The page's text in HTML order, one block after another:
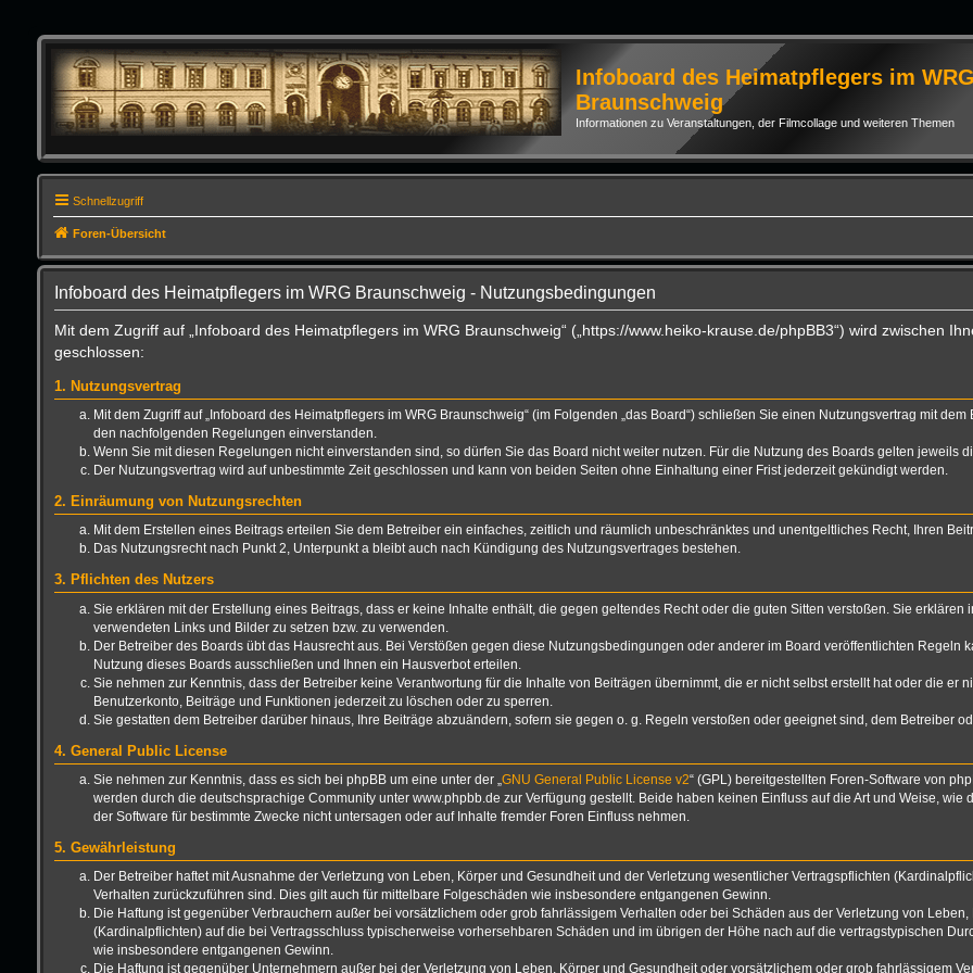
Infoboard des Heimatpflegers im WRG
Braunschweig
Informationen zu Veranstaltungen, der Filmcollage und weiteren Themen
Schnellzugriff
Foren-Übersicht
Infoboard des Heimatpflegers im WRG Braunschweig - Nutzungsbedingungen
Mit dem Zugriff auf „Infoboard des Heimatpflegers im WRG Braunschweig“ („https://www.heiko-krause.de/phpBB3“) wird zwischen
geschlossen:
1. Nutzungsvertrag
Mit dem Zugriff auf „Infoboard des Heimatpflegers im WRG Braunschweig“ (im Folgenden „das Board“) schließen Sie einen Nutzungsvertrag mit
den nachfolgenden Regelungen einverstanden.
Wenn Sie mit diesen Regelungen nicht einverstanden sind, so dürfen Sie das Board nicht weiter nutzen. Für die Nutzung des Boards gelten jeweils
Der Nutzungsvertrag wird auf unbestimmte Zeit geschlossen und kann von beiden Seiten ohne Einhaltung einer Frist jederzeit gekündigt werden.
2. Einräumung von Nutzungsrechten
Mit dem Erstellen eines Beitrags erteilen Sie dem Betreiber ein einfaches, zeitlich und räumlich unbeschränktes und unentgeltliches Recht, Ihren
Das Nutzungsrecht nach Punkt 2, Unterpunkt a bleibt auch nach Kündigung des Nutzungsvertrages bestehen.
3. Pflichten des Nutzers
Sie erklären mit der Erstellung eines Beitrags, dass er keine Inhalte enthält, die gegen geltendes Recht oder die guten Sitten verstoßen. Sie
verwendeten Links und Bilder zu setzen bzw. zu verwenden.
Der Betreiber des Boards übt das Hausrecht aus. Bei Verstößen gegen diese Nutzungsbedingungen oder anderer im Board veröffentlichten
Nutzung dieses Boards ausschließen und Ihnen ein Hausverbot erteilen.
Sie nehmen zur Kenntnis, dass der Betreiber keine Verantwortung für die Inhalte von Beiträgen übernimmt, die er nicht selbst erstellt hat oder die er
Benutzerkonto, Beiträge und Funktionen jederzeit zu löschen oder zu sperren.
Sie gestatten dem Betreiber darüber hinaus, Ihre Beiträge abzuändern, sofern sie gegen o. g. Regeln verstoßen oder geeignet sind, dem Betreiber
4. General Public License
Sie nehmen zur Kenntnis, dass es sich bei phpBB um eine unter der „GNU General Public License v2“ (GPL) bereitgestellten Foren-Software von
werden durch die deutschsprachige Community unter www.phpbb.de zur Verfügung gestellt. Beide haben keinen Einfluss auf die Art und Weise,
der Software für bestimmte Zwecke nicht untersagen oder auf Inhalte fremder Foren Einfluss nehmen.
5. Gewährleistung
Der Betreiber haftet mit Ausnahme der Verletzung von Leben, Körper und Gesundheit und der Verletzung wesentlicher Vertragspflichten
Verhalten zurückzuführen sind. Dies gilt auch für mittelbare Folgeschäden wie insbesondere entgangenen Gewinn.
Die Haftung ist gegenüber Verbrauchern außer bei vorsätzlichem oder grob fahrlässigem Verhalten oder bei Schäden aus der Verletzung von
(Kardinalpflichten) auf die bei Vertragsschluss typischerweise vorhersehbaren Schäden und im übrigen der Höhe nach auf die vertragstypischen
wie insbesondere entgangenen Gewinn.
Die Haftung ist gegenüber Unternehmern außer bei der Verletzung von Leben, Körper und Gesundheit oder vorsätzlichem oder grob fahrlässigem